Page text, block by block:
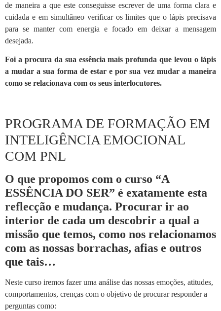
de maneira a que este conseguisse escrever de uma forma clara e
cuidada e em simultâneo verificar os limites que o lápis precisava
para se manter com energia e focado em deixar a mensagem
desejada.
Foi a procura da sua essência mais profunda que levou o lápis
a mudar a sua forma de estar e por sua vez mudar a maneira
como se relacionava com os seus interlocutores.
PROGRAMA DE FORMAÇÃO EM
INTELIGÊNCIA EMOCIONAL
COM PNL
O que propomos com o curso “A
ESSÊNCIA DO SER” é exatamente esta
reflecção e mudança. Procurar ir ao
interior de cada um descobrir a qual a
missão que temos, como nos relacionamos
com as nossas borrachas, afias e outros
que tais…
Neste curso iremos fazer uma análise das nossas emoções, atitudes,
comportamentos, crenças com o objetivo de procurar responder a
perguntas como: